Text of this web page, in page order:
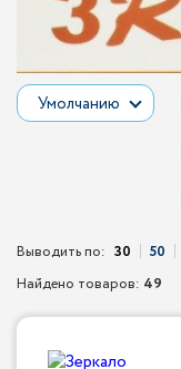
Умолчанию
Выводить по: 30 50
Найдено товаров: 49